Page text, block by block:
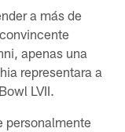
a más de
apenas una
representara a
LVII.
personalmente